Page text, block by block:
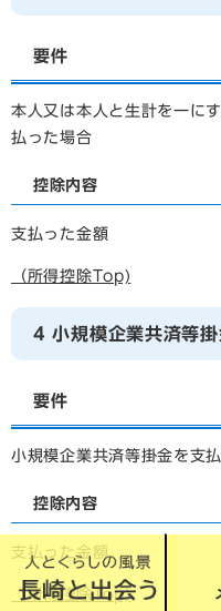
要件
本人又は本人と生計を一に
払った場合
控除内容
支払った金額
（所得控除Top)
4 小規模企業共済等掛
要件
小規模企業共済等掛金を支
控除内容
支払った金額
（所得控除Top)